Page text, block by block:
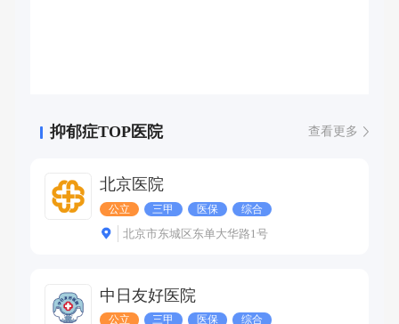
抑郁症TOP医院 查看更多
北京医院
公立 三甲 医保 综合
北京市东城区东单大华路1号
中日友好医院
公立 三甲 医保 综合